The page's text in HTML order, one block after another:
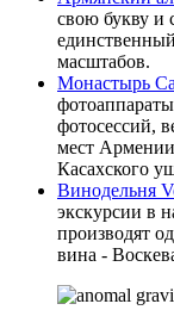
свою букву и
масштабов.
Монастырь
фотосессий,
мест
Касахского
Винодельня
экскурсии в
производят
вина -